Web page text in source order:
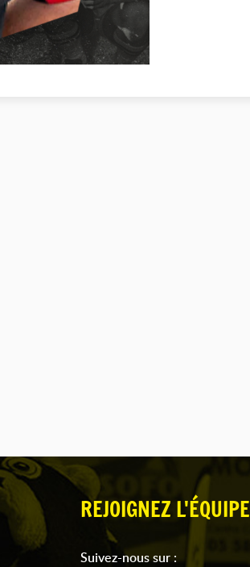
REJOIGNEZ L'ÉQUIPE
Suivez-nous sur :